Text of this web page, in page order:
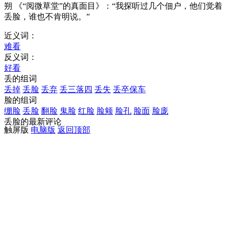
朔 《“阅微草堂”的真面目》：“我探听过几个佃户，他们觉着
丢脸，谁也不肯明说。”
近义词：
难看
反义词：
好看
丢的组词
丢掉 丢脸 丢弃 丢三落四 丢失 丢卒保车
脸的组词
绷脸 丢脸 翻脸 鬼脸 红脸 脸颊 脸孔 脸面 脸庞
丢脸的最新评论
触屏版 电脑版 返回顶部